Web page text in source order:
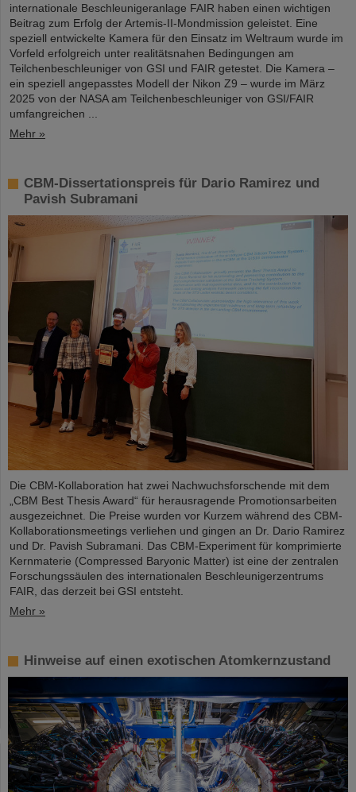
internationale Beschleunigeranlage FAIR haben einen wichtigen
Beitrag zum Erfolg der Artemis-II-Mondmission geleistet. Eine
speziell entwickelte Kamera für den Einsatz im Weltraum wurde im
Vorfeld erfolgreich unter realitätsnahen Bedingungen am
Teilchenbeschleuniger von GSI und FAIR getestet. Die Kamera –
ein speziell angepasstes Modell der Nikon Z9 – wurde im März
2025 von der NASA am Teilchenbeschleuniger von GSI/FAIR
umfangreichen ...
Mehr »
CBM-Dissertationspreis für Dario Ramirez und
Pavish Subramani
Die CBM-Kollaboration hat zwei Nachwuchsforschende mit dem
„CBM Best Thesis Award“ für herausragende Promotionsarbeiten
ausgezeichnet. Die Preise wurden vor Kurzem während des CBM-
Kollaborationsmeetings verliehen und gingen an Dr. Dario Ramirez
und Dr. Pavish Subramani. Das CBM-Experiment für komprimierte
Kernmaterie (Compressed Baryonic Matter) ist eine der zentralen
Forschungssäulen des internationalen Beschleunigerzentrums
FAIR, das derzeit bei GSI entsteht.
Mehr »
Hinweise auf einen exotischen Atomkernzustand